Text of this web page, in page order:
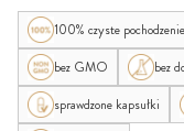
100% czyste pochodzenie
bez GMO
bez
sprawdzone kapsułki